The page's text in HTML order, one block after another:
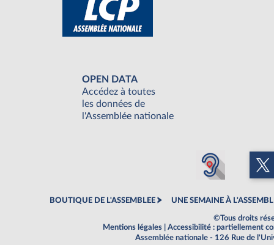
OPEN DATA
Accédez à toutes
les données de
l'Assemblée nationale
BOUTIQUE DE L'ASSEMBLEE UNE SEMAINE À
©Tous droits
Mentions légales
Accessibilité : partiellement
Assemblée nationale - 126 Rue de